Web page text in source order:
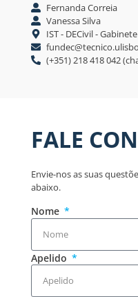
Fernanda Correia
Vanessa Silva
IST - DECivil -
(+351) 218 418 042
FALE
Envie-nos as suas
abaixo.
Nome
Apelido